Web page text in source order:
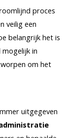
proces
veilig een
belangrijk het is
mogelijk in
om het
uitgegeven